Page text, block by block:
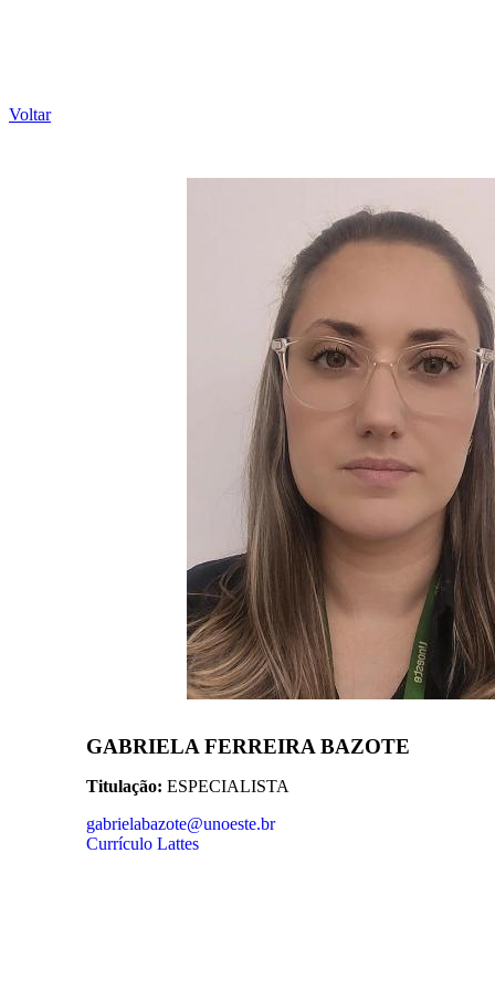
Voltar
GABRIELA FERREIRA BAZOTE
Titulação: ESPECIALISTA
gabrielabazote@unoeste.br
Currículo Lattes